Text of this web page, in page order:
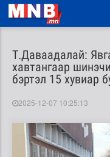
Т.Даваадалай:
хавтангаар
бэртэл 15 хувиар
2025-12-07 10:25:13